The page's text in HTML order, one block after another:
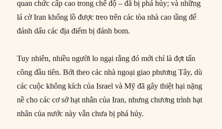
quan chức cấp cao trong chế độ – đã bị phá hủy; và những
lá cờ Iran khổng lồ được treo trên các tòa nhà cao tầng để
đánh dấu các địa điểm bị đánh bom.
Tuy nhiên, nhiều người lo ngại rằng đó mới chỉ là đợt tấn
công đầu tiên. Bởi theo các nhà ngoại giao phương Tây, dù
các cuộc không kích của Israel và Mỹ đã gây thiệt hại nặng
nề cho các cơ sở hạt nhân của Iran, nhưng chương trình hạt
nhân của nước này vẫn chưa bị phá hủy.